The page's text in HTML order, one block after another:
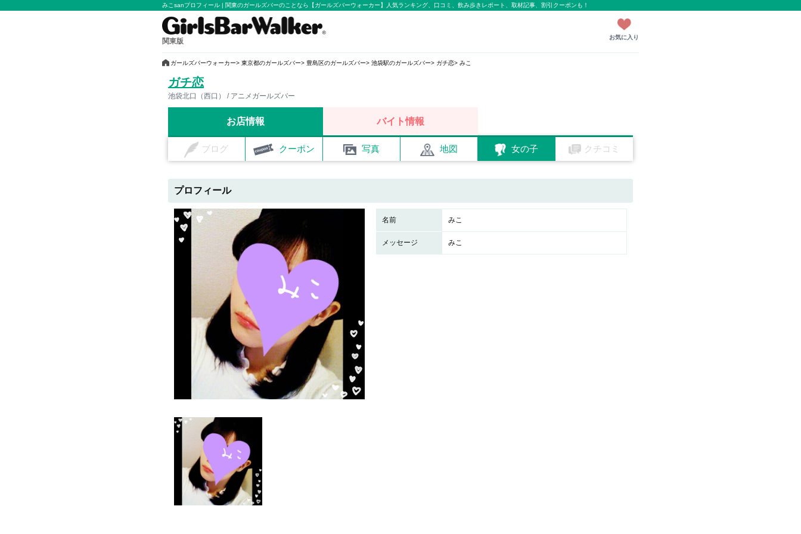
みこsanプロフィール | 関東のガールズバーのことなら【ガールズバーウォーカー】人気ランキング、口コミ、飲み歩きレポート、取材記事、割引クーポンも！
関東版 お気に入り
ガールズバーウォーカー 東京都のガールズバー 豊島区のガールズバー 池袋駅のガールズバー ガチ恋 みこ
ガチ恋
池袋北口（西口） / アニメガールズバー
お店情報 バイト情報
ブログ クーポン 写真 地図 女の子 クチコミ
プロフィール
名前 みこ
メッセージ みこ